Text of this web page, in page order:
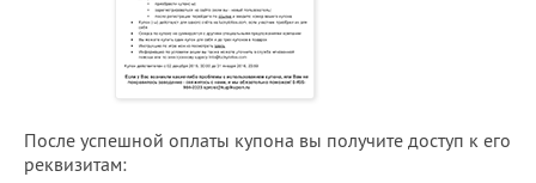
После успешной оплаты купона вы получите доступ к его
реквизитам: